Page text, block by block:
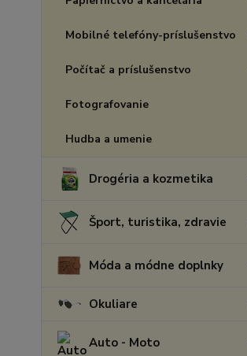
Mobilné telefóny-príslušenstvo
Počítač a príslušenstvo
Fotografovanie
Hudba a umenie
Drogéria a kozmetika
Šport, turistika, zdravie
Móda a módne doplnky
Okuliare
Auto - Moto